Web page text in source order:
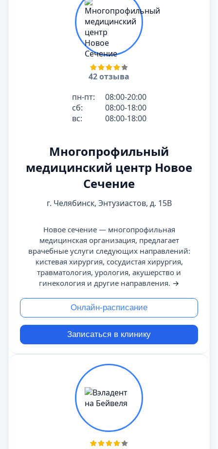
42 отзыва
пн-пт:
08:00-20:00
сб:
08:00-18:00
вс:
08:00-18:00
Многопрофильный
медицинский центр Новое
Сечение
г. Челябинск, Энтузиастов, д. 15В
Новое сечение — многопрофильная
медицинская организация, предлагает
врачебные услуги следующих направлений:
кистевая хирургия, сосудистая хирургия,
травматология, урология, акушерство и
гинекология и другие направления. →
Онлайн-расписание
Записаться в клинику